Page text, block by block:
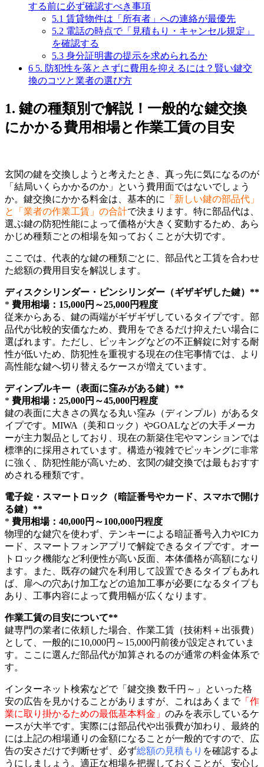
する前に必ず確認すべき事項
5.1 賃貸物件は「所有者」への連絡が最優先
5.2 電話の時点で「見積もり・キャンセル規定」
を確認する
5.3 身分証明書の提示を求められるか
6 5. 防犯性を落とさずに費用を抑えるには？賢い鍵交
換のコツと業者の選び方
1. 鍵の種類別で解説！一般的な鍵交換
にかかる費用相場と作業工賃の目安
玄関の鍵を交換しようと考えたとき、真っ先に気になるのが
「結局いくらかかるのか」という費用面ではないでしょう
か。鍵交換にかかる料金は、基本的に
「新しい鍵の部品代」
と「業者の作業工賃」の合計で決まります。特に部品代は、
選ぶ鍵の防犯性能によって価格が大きく変動するため、あら
かじめ種類ごとの相場を知っておくことが大切です。
ここでは、代表的な鍵の種類ごとに、部品代と工賃を合わせ
た総額の費用目安を解説します。
ディスクシリンダー・ピンシリンダー（ギザギザした鍵）**
* 費用相場：15,000円～25,000円程度
従来からある、鍵の両端がギザギザしているタイプです。部
品代が比較的安価なため、費用をできるだけ抑えたい場合に
選ばれます。ただし、ピッキングなどの不正解錠に対する耐
性が低いため、防犯性を重視する現在の住宅事情では、より
高性能な鍵へ切り替えるケースが増えています。
ディンプルキー（表面に窪みがある鍵）**
* 費用相場：25,000円～45,000円程度
鍵の表面に大きさの異なる丸い窪み（ディンプル）があるタ
イプです。MIWA（美和ロック）やGOALなどの大手メーカ
ーが主力製品としており、現在の新築住宅やマンションでは
標準的に採用されています。構造が複雑でピッキングに非常
に強く、防犯性能が高いため、玄関の鍵交換では最もおすす
めされる種類です。
電子錠・スマートロック（暗証番号やカード、スマホで開け
る鍵）**
* 費用相場：40,000円～100,000円程度
物理的な鍵穴を使わず、テンキーによる暗証番号入力やICカ
ード、スマートフォンアプリで解錠できるタイプです。オー
トロック機能など利便性が高い反面、本体価格が高額になり
ます。また、既存の鍵穴を利用して設置できるタイプもあれ
ば、扉への穴あけ加工などの追加工事が必要になるタイプも
あり、工事内容によって費用幅が広くなります。
作業工賃の目安について**
鍵専門の業者に依頼した場合、作業工賃（技術料＋出張費）
として、一般的に10,000円～15,000円前後が設定されていま
す。ここに選んだ部品代が加算されるのが通常の料金体系で
す。
インターネット検索などで「鍵交換 数千円～」といった格
安の広告を見かけることがありますが、これはあくまで「作
業に取り掛かるための最低基本料金」 のみを表示しているケ
ースが大半です。実際には部品代や出張費が加わり、最終的
には上記の相場通りの金額になることが一般的ですので、広
告の安さだけで判断せず、必ず総額の見積もり を確認するよ
うにしましょう。適正な相場を把握しておくことが、安心し